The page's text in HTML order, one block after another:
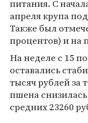
питания. С
апреля крупа
Также был
процентов) и на
На неделе с 15
оставались
тысяч рублей за
пшена
средних 23260